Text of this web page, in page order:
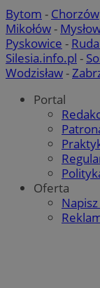
Bytom - Chorzów
Mikołów-
Pyskowice -
Silesia.info.pl -
Wodzisław-
Portal
Oferta